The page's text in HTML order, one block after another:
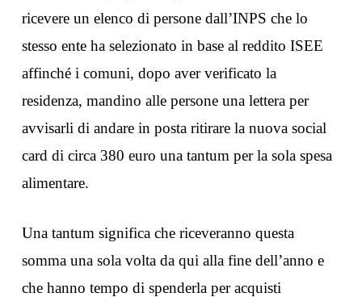
ricevere un elenco di persone dall’INPS che lo
stesso ente ha selezionato in base al reddito ISEE
affinché i comuni, dopo aver verificato la
residenza, mandino alle persone una lettera per
avvisarli di andare in posta ritirare la nuova social
card di circa 380 euro una tantum per la sola spesa
alimentare.
Una tantum significa che riceveranno questa
somma una sola volta da qui alla fine dell’anno e
che hanno tempo di spenderla per acquisti